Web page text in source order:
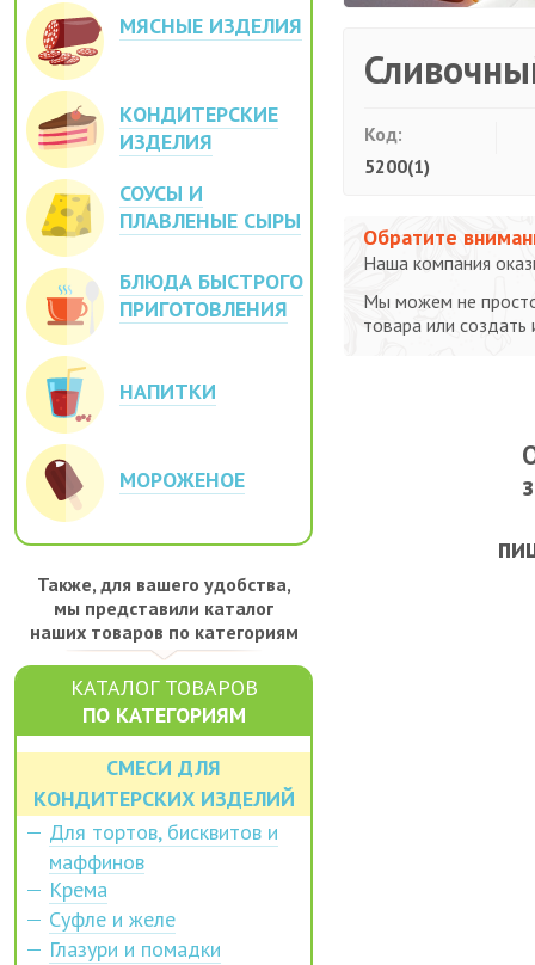
МЯСНЫЕ ИЗДЕЛИЯ
КОНДИТЕРСКИЕ
ИЗДЕЛИЯ
СОУСЫ И
ПЛАВЛЕНЫЕ СЫРЫ
БЛЮДА БЫСТРОГО
ПРИГОТОВЛЕНИЯ
НАПИТКИ
МОРОЖЕНОЕ
Также, для вашего удобства,
мы представили каталог
наших товаров по категориям
КАТАЛОГ ТОВАРОВ
ПО КАТЕГОРИЯМ
СМЕСИ ДЛЯ
КОНДИТЕРСКИХ ИЗДЕЛИЙ
Для тортов, бисквитов и
маффинов
Крема
Суфле и желе
Глазури и помадки
Код:
5200(1)
Обратите
Наша компания
Мы можем не
товара или создать